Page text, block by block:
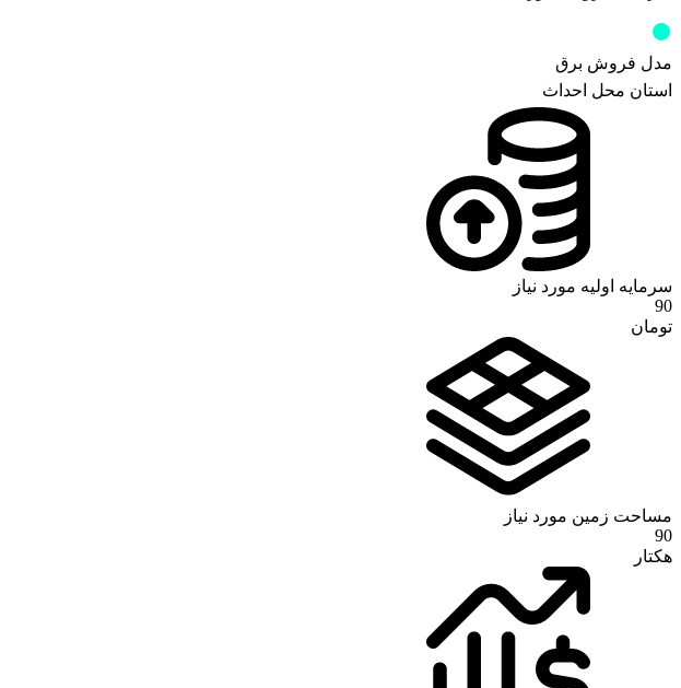
مدل فروش برق
استان محل احداث
سرمایه اولیه مورد نیاز
90
تومان
مساحت زمین مورد نیاز
90
هکتار